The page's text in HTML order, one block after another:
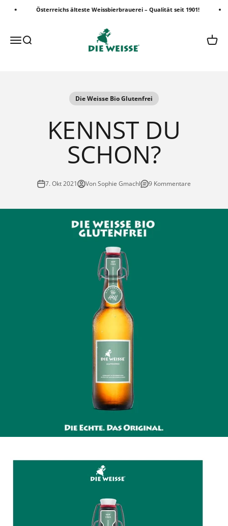
Zum Inhalt springenÖsterreichs älteste Weissbierbrauerei – Qualität seit 1901!
MenüSuche
Die Weisse Shop
Die Weisse Bio Glutenfrei
KENNST DU
SCHON?
7. Okt 2021 Von Sophie Gmachl 9 Kommentare